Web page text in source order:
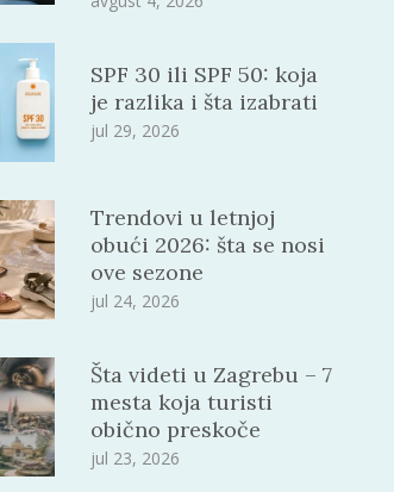
SPF 30 ili SPF 50: koja
je razlika i šta izabrati
jul 29, 2026
Trendovi u letnjoj
obući 2026: šta se nosi
ove sezone
jul 24, 2026
Šta videti u Zagrebu – 7
mesta koja turisti
obično preskoče
jul 23, 2026